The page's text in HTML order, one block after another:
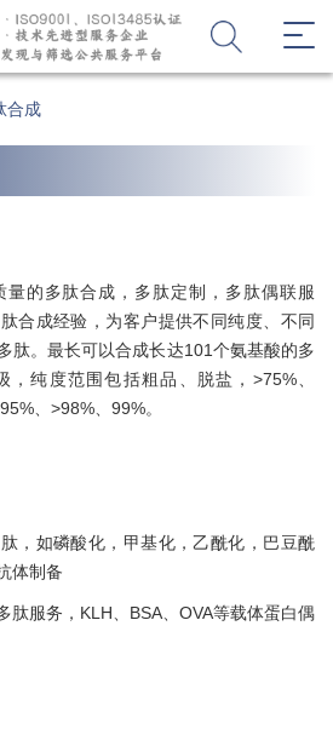
合成
的多肽合成，多肽定制，多肽偶联服
合成经验，为客户提供不同纯度、不同
肽。最长可以合成长达101个氨基酸的多
，纯度范围包括粗品、脱盐，>75%、
、>98%、99%。
如磷酸化，甲基化，乙酰化，巴豆酰
体制备
服务，KLH、BSA、OVA等载体蛋白偶